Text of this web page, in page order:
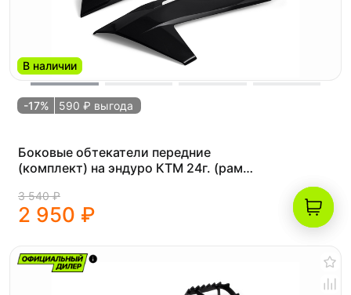
В наличии
-17% 590 ₽ выгода
Боковые обтекатели передние
(комплект) на эндуро КТМ 24г. (рама
3 540 ₽
2 950 ₽